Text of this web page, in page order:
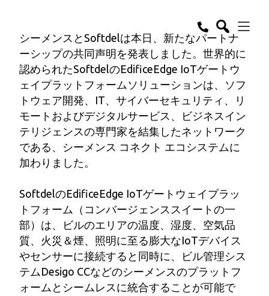
シーメンスとSoftdelは本日、新たなパートナ
ーシップの共同声明を発表しました。世界的に
認められたSoftdelのEdificeEdge IoTゲートウ
ェイプラットフォームソリューションは、ソフ
トウェア開発、IT、サイバーセキュリティ、リ
モートおよびデジタルサービス、ビジネスイン
テリジェンスの専門家を結集したネットワーク
である、シーメンス コネクト エコシステムに
加わりました。
SoftdelのEdificeEdge IoTゲートウェイプラッ
トフォーム（コンバージェンススイートの一
部）は、ビルのエリアの温度、湿度、空気品
質、火災＆煙、照明に至る膨大なIoTデバイス
やセンサーに接続すると同時に、ビル管理シス
テムDesigo CCなどのシーメンスのプラットフ
ォームとシームレスに統合することが可能で